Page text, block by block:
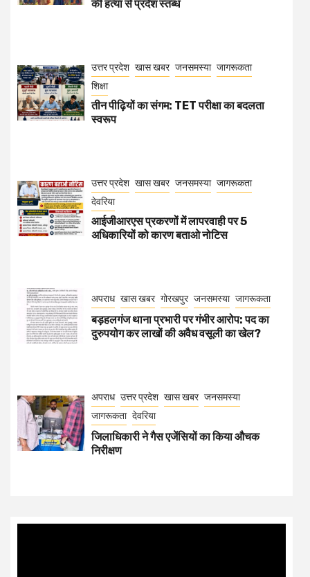
की हत्या से प्रदेश स्तब्ध
उत्तर प्रदेश खास खबर जनसमस्या जागरूकता
शिक्षा
तीन पीढ़ियों का संगम: TET परीक्षा का बदलता
स्वरूप
उत्तर प्रदेश खास खबर जनसमस्या जागरूकता
देवरिया
आईजीआरएस प्रकरणों में लापरवाही पर 5
अधिकारियों को कारण बताओ नोटिस
अपराध खास खबर गोरखपुर जनसमस्या जागरूकता
बड़हलगंज थाना प्रभारी पर गंभीर आरोप: पद का
दुरुपयोग कर लाखों की अवैध वसूली का खेल?
अपराध उत्तर प्रदेश खास खबर जनसमस्या
जागरूकता देवरिया
जिलाधिकारी ने गैस एजेंसियों का किया औचक
निरीक्षण